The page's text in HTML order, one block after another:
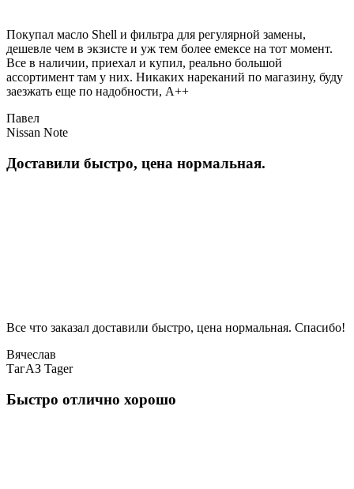
Покупал масло Shell и фильтра для регулярной замены,
дешевле чем в экзисте и уж тем более емексе на тот момент.
Все в наличии, приехал и купил, реально большой
ассортимент там у них. Никаких нареканий по магазину, буду
заезжать еще по надобности, A++
Павел
Nissan Note
Доставили быстро, цена нормальная.
Все что заказал доставили быстро, цена нормальная. Спасибо!
Вячеслав
ТагАЗ Tager
Быстро отлично хорошо